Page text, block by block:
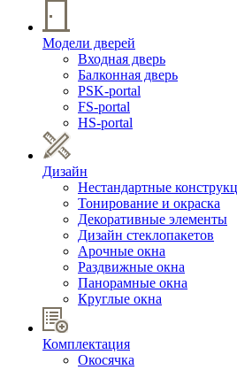
Модели дверей
Входная дверь
Балконная дверь
PSK-portal
FS-portal
HS-portal
Дизайн
Нестандартные
Тонирование и окраска
Декоративные элементы
Дизайн стеклопакетов
Арочные окна
Раздвижные окна
Панорамные окна
Круглые окна
Комплектация
Окосячка